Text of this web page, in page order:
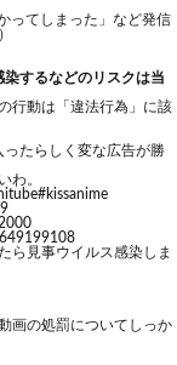
ってしまった」など発信
染するなどのリスクは当
行動は「違法行為」に該
たらしく変な広告が勝
わ。
#kissanime
ら見事ウイルス感染しま
画の処罰についてしっか